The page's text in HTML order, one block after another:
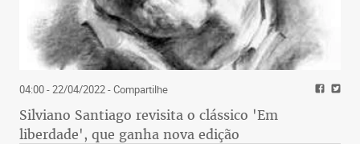
04:00 - 22/04/2022- Compartilhe
Silviano Santiago revisita o clássico 'Em
liberdade', que ganha nova edição